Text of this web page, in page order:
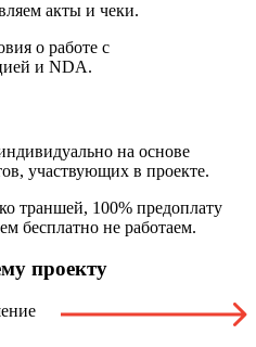
акты и чеки.
о работе с
и NDA.
на основе
участвующих в проекте.
траншей, 100% предоплату
бесплатно не работаем.
проекту